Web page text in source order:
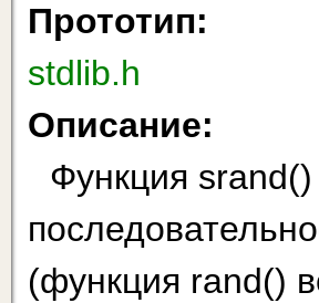
Прототип:
stdlib.h
Описание:
Функция srand()
(функция rand()